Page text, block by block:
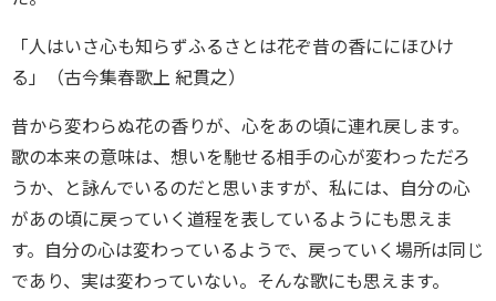
「人はいさ心も知らずふるさとは花ぞ昔の香ににほひけ
る」（古今集春歌上 紀貫之）
昔から変わらぬ花の香りが、心をあの頃に連れ戻します。
歌の本来の意味は、想いを馳せる相手の心が変わっただろ
うか、と詠んでいるのだと思いますが、私には、自分の心
があの頃に戻っていく道程を表しているようにも思えま
す。自分の心は変わっているようで、戻っていく場所は同じ
であり、実は変わっていない。そんな歌にも思えます。